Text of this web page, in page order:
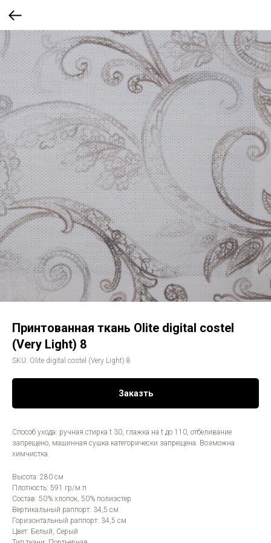
Принтованная ткань Olite digital costel
(Very Light) 8
SKU: Olite digital costel (Very Light) 8
Заказть
Способ ухода: ручная стирка t 30, глажка на t до 110, отбеливание
запрещено, машинная сушка категорически запрещена. Возможна
химчистка.
Высота: 280 см
Плотность: 591 гр/м.п
Состав: 50% хлопок, 50% полиэстер
Вертикальный раппорт: 34,5 см
Горизонтальный раппорт: 34,5 см
Цвет: Белый, Серый